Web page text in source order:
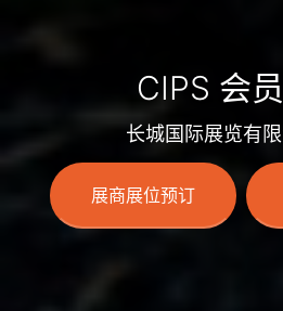
CIPS 会
长城国际展览有
展商展位预订